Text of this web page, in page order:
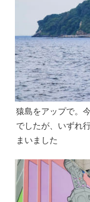
猿島をアップで。
でしたが、いずれ
まいました